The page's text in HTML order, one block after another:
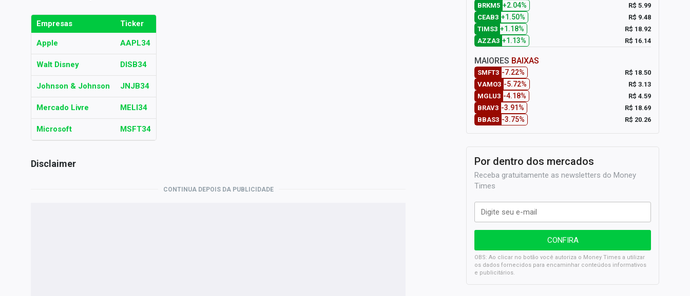
Empresas Ticker
Apple AAPL34
Walt Disney DISB34
Johnson & Johnson JNJB34
Mercado Livre MELI34
Microsoft MSFT34
Disclaimer
CONTINUA DEPOIS DA PUBLICIDADE
BRKM5 +2.04%
R$ 5.99
CEAB3 +1.50%
R$ 9.48
TIMS3 +1.18%
R$ 18.92
AZZA3 +1.13% R$ 16.14
MAIORES BAIXAS
SMFT3 -7.22%
R$ 18.50
VAMO3 -5.72%
R$ 3.13
MGLU3 -4.18%
R$ 4.59
BRAV3 -3.91%
R$ 18.69
BBAS3 -3.75% R$ 20.26
Por dentro dos mercados
Receba gratuitamente as newsletters do Money
Times
OBS: Ao clicar no botão você autoriza o Money Times a utilizar
os dados fornecidos para encaminhar conteúdos informativos
e publicitários.
SELIC em 14%: A repercussão da decisão sobre os JUROS